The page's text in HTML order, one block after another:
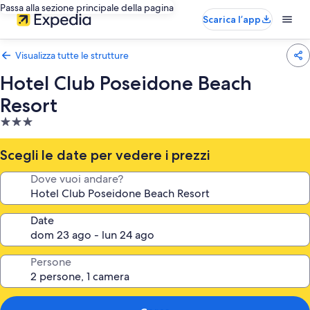
Passa alla sezione principale della pagina
Scarica l’app
Visualizza tutte le strutture
Hotel Club Poseidone Beach
Resort
Struttura
a
3.0
stelle
Scegli le date per vedere i prezzi
Dove vuoi andare?
Date
Persone